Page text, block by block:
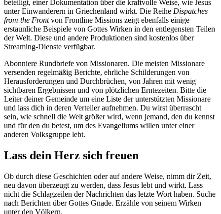
beteiligt, einer Dokumentation über die kraftvolle Weise, wie Jesus
unter Einwanderern in Griechenland wirkt. Die Reihe Dispatches
from the Frontvon Frontline Missions zeigt ebenfalls einige
erstaunliche Beispiele von Gottes Wirken in den entlegensten Teilen
der Welt. Diese und andere Produktionen sind kostenlos über
Streaming-Dienste verfügbar.
Abonniere Rundbriefe von Missionaren. Die meisten Missionare
versenden regelmäßig Berichte, ehrliche Schilderungen von
Herausforderungen und Durchbrüchen, von Jahren mit wenig
sichtbaren Ergebnissen und von plötzlichen Erntezeiten. Bitte die
Leiter deiner Gemeinde um eine Liste der unterstützten Missionare
und lass dich in deren Verteiler aufnehmen. Du wirst überrascht
sein, wie schnell die Welt größer wird, wenn jemand, den du kennst
und für den du betest, um des Evangeliums willen unter einer
anderen Volksgruppe lebt.
Lass dein Herz sich freuen
Ob durch diese Geschichten oder auf andere Weise, nimm dir Zeit,
neu davon überzeugt zu werden, dass Jesus lebt und wirkt. Lass
nicht die Schlagzeilen der Nachrichten das letzte Wort haben. Suche
nach Berichten über Gottes Gnade. Erzähle von seinem Wirken
unter den Völkern.